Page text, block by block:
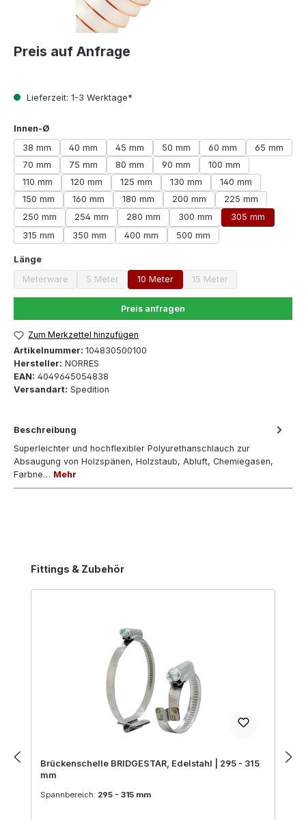
Preis auf Anfrage
Lieferzeit: 1-3 Werktage*
Innen-Ø
38 mm
40 mm 45 mm 50 mm 60 mm
65 mm
70 mm
75 mm 80 mm 90 mm
100 mm
110 mm
120 mm 125 mm 130 mm
140 mm
150 mm
160 mm 180 mm 200 mm
225 mm
250 mm
254 mm 280 mm 300 mm
305 mm
315 mm
350 mm 400 mm 500 mm
Längeauswählen
Meterware
(Diese Option ist zurzeit nicht verfügbar.)
5 Meter
(Diese Option ist zurzeit nicht verfügbar.)
10 Meter 15 Meter
(Diese Option ist zurzeit
Preis anfragen
Zum Merkzettel hinzufügen
Artikelnummer: 104830500100
Hersteller: NORRES
EAN: 4049645054838
Versandart: Spedition
Beschreibung
Superleichter und hochflexibler Polyurethanschlauch zur
Absaugung von Holzspänen, Holzstaub, Abluft, Chemiegasen,
Farbne… Mehr
Produktgalerie überspringen
Fittings & Zubehör
Brückenschelle BRIDGESTAR, Edelstahl | 295 - 315
mm
Spannbereich: 295 - 315 mm